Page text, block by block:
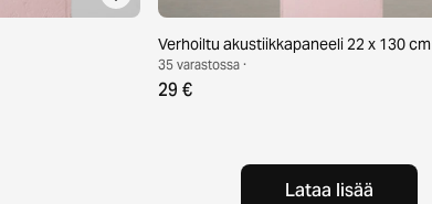
Verhoiltu akustiikkapaneeli 22 x 130 cm
35 varastossa ·
29 €
Lataa lisää